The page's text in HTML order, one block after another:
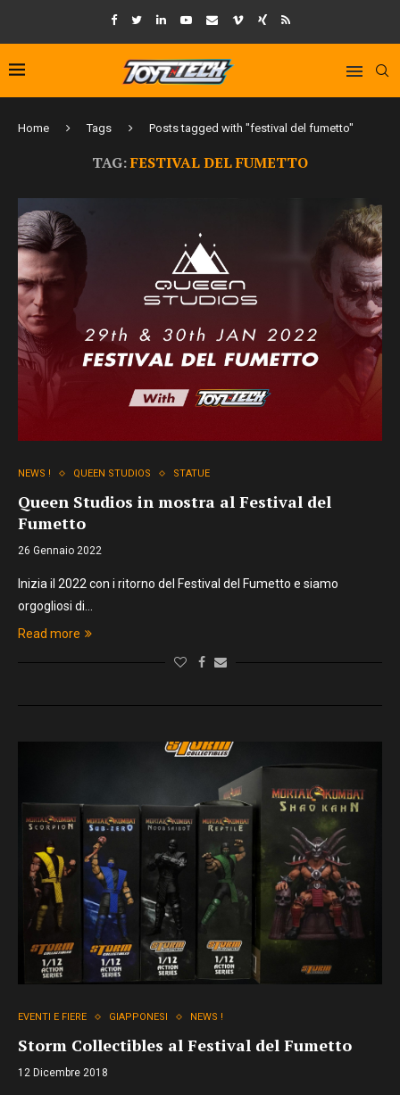
Home Tags Posts tagged with "festival del fumetto"
TAG:FESTIVAL DEL FUMETTO
NEWS ! QUEEN STUDIOS STATUE
Queen Studios in mostra al Festival del
Fumetto
26 Gennaio 2022
Inizia il 2022 con i ritorno del Festival del Fumetto e siamo
orgogliosi di…
Read more
EVENTI E FIERE GIAPPONESI NEWS !
Storm Collectibles al Festival del Fumetto
12 Dicembre 2018